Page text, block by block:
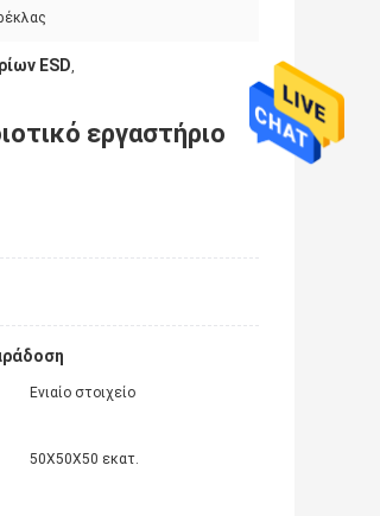
ESD,
εργαστήριο
Ενιαίο στοιχείο
50X50X50 εκατ.